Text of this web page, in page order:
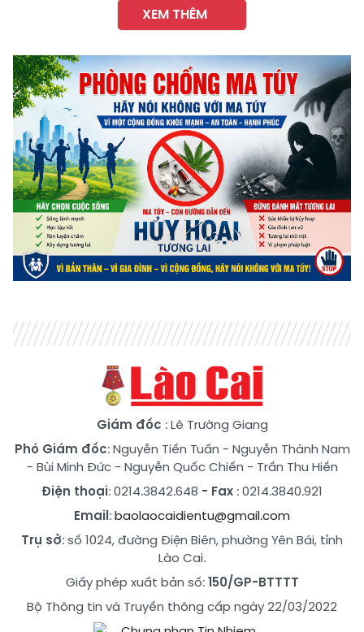
XEM THÊM
Giám đốc : Lê Trường Giang
Phó Giám đốc:Nguyễn Tiến Tuấn - Nguyễn Thành Nam
- Bùi Minh Đức- Nguyễn Quốc Chiến - Trần Thu Hiền
Điện thoại: 0214.3842.648 - Fax : 0214.3840.921
Email:baolaocaidientu@gmail.com
Trụ sở: số 1024, đường Điện Biên, phường Yên Bái, tỉnh
Lào Cai.
Giấy phép xuất bản số:150/GP-BTTTT
Bộ Thông tin và Truyền thông cấp ngày 22/03/2022